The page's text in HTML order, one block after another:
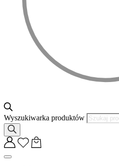
Wyszukiwarka produktów